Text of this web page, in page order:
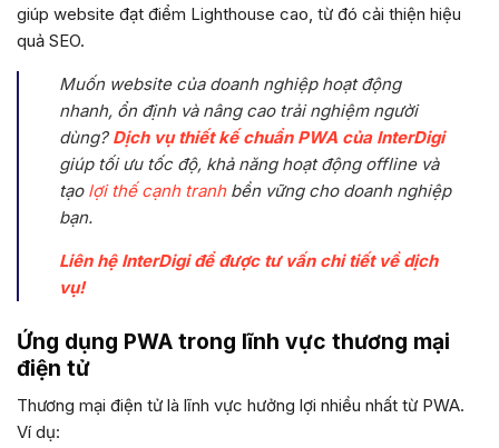
giúp website đạt điểm Lighthouse cao, từ đó cải thiện hiệu
quả SEO.
Muốn website của doanh nghiệp hoạt động
nhanh, ổn định và nâng cao trải nghiệm người
dùng? Dịch vụ thiết kế chuẩn PWA của InterDigi
giúp tối ưu tốc độ, khả năng hoạt động offline và
tạo lợi thế cạnh tranhbền vững cho doanh nghiệp
bạn.
Liên hệ InterDigi để được tư vấn chi tiết về dịch
vụ!
Ứng dụng PWA trong lĩnh vực thương mại
điện tử
Thương mại điện tử là lĩnh vực hưởng lợi nhiều nhất từ PWA.
Ví dụ: